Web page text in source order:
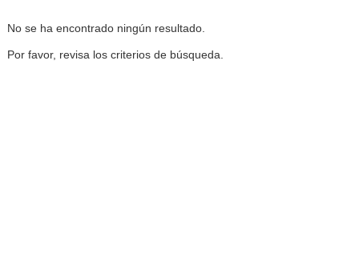
No se ha encontrado ningún resultado.
Por favor, revisa los criterios de búsqueda.